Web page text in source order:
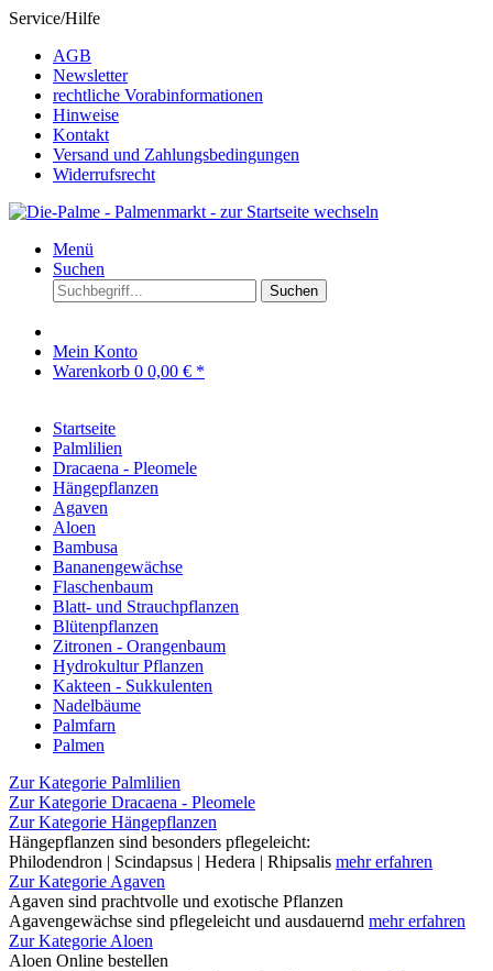
Service/Hilfe
AGB
Newsletter
rechtliche Vorabinformationen
Hinweise
Kontakt
Versand und Zahlungsbedingungen
Widerrufsrecht
Menü
Suchen
Suchen
Mein Konto
Warenkorb 0 0,00 € *
Startseite
Palmlilien
Dracaena - Pleomele
Hängepflanzen
Agaven
Aloen
Bambusa
Bananengewächse
Flaschenbaum
Blatt- und Strauchpflanzen
Blütenpflanzen
Zitronen - Orangenbaum
Hydrokultur Pflanzen
Kakteen - Sukkulenten
Nadelbäume
Palmfarn
Palmen
Zur Kategorie Palmlilien
Zur Kategorie Dracaena - Pleomele
Zur Kategorie Hängepflanzen
Hängepflanzen sind besonders pflegeleicht:
Philodendron | Scindapsus | Hedera | Rhipsalis mehr erfahren
Zur Kategorie Agaven
Agaven sind prachtvolle und exotische Pflanzen
Agavengewächse sind pflegeleicht und ausdauernd mehr erfahren
Zur Kategorie Aloen
Aloen Online bestellen